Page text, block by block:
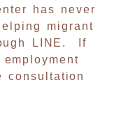
has never
migrant
LINE. If
consultation